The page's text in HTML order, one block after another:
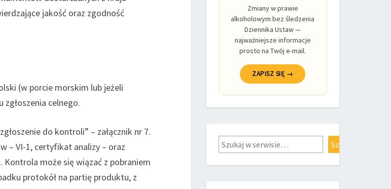
jakość oraz zgodność
(w porcie morskim lub jeżeli
zgłoszenia celnego.
do kontroli” – załącznik nr 7.
– VI-1, certyfikat analizy – oraz
może się wiązać z pobraniem
protokół na partię produktu, z
Zmiany w prawie
alkoholowym bez śledzenia
Dziennika Ustaw —
najważniejsze informacje
prosto na Twój e-mail.
ZAPISZ SIĘ →
Szukaj Szukaj